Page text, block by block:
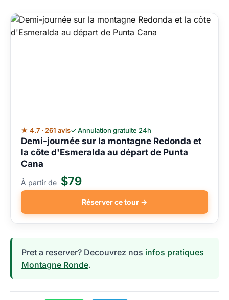
★ 4.7 · 261 avis✓ Annulation gratuite 24h
Demi-journée sur la montagne Redonda et
la côte d'Esmeralda au départ de Punta
Cana
À partir de $79
Réserver ce tour →
Pret a reserver? Decouvrez nos infos pratiques
Montagne Ronde.